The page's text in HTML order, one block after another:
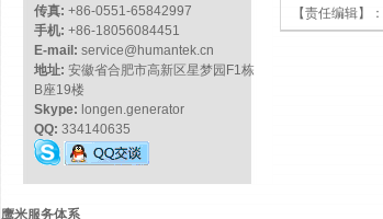
传真: +86-0551-65842997
手机: +86-18056084451
E-mail: service@humantek.cn
地址: 安徽省合肥市高新区星梦园F1栋
B座19楼
Skype: longen.generator
QQ: 334140635
【责任编辑】：
鹰米服务体系